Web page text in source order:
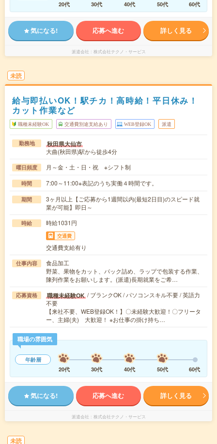
20代
30代 40代 50代 60代
気になる! 応募へ進む 詳しく見る
派遣会社 株式会社テクノ・サービス
未読
給与即払いOK！駅チカ！高時給！平日休み！
カット作業など
職種未経験OK 交通費別途支給あり WEB登録OK 派遣
勤務地 秋田県大仙市
大曲(秋田県)駅から徒歩4分
曜日頻度 月～金・土・日・祝 ※シフト制
時間 7:00～11:00※表記のうち実働４時間です。
期間
3ヶ月以上【ご応募から1週間以内(最短2日目)のスピード就
業が可能】即日～
時給 時給1031円
交通費
交通費支給有り
仕事内容
食品加工
野菜、果物をカット、パック詰め、ラップで包装する作業、
陳列作業をお願いします。(派遣)長期就業をご希…
応募資格 職種未経験OK / ブランクOK / パソコンスキル不要 / 英語力
不要
【来社不要、WEB登録OK！】〇未経験大歓迎！〇フリータ
ー、主婦(夫) 大歓迎！ ※お仕事の掛け持ち…
職場の雰囲気
年齢層
20代
30代 40代 50代 60代
気になる! 応募へ進む 詳しく見る
派遣会社 株式会社テクノ・サービス
未読